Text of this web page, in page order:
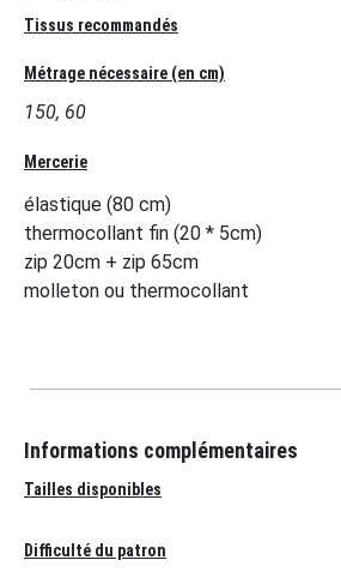
Tissus recommandés
Métrage nécessaire (en cm)
150, 60
Mercerie
élastique (80 cm)
thermocollant fin (20 * 5cm)
zip 20cm + zip 65cm
molleton ou thermocollant
Informations complémentaires
Tailles disponibles
Difficulté du patron